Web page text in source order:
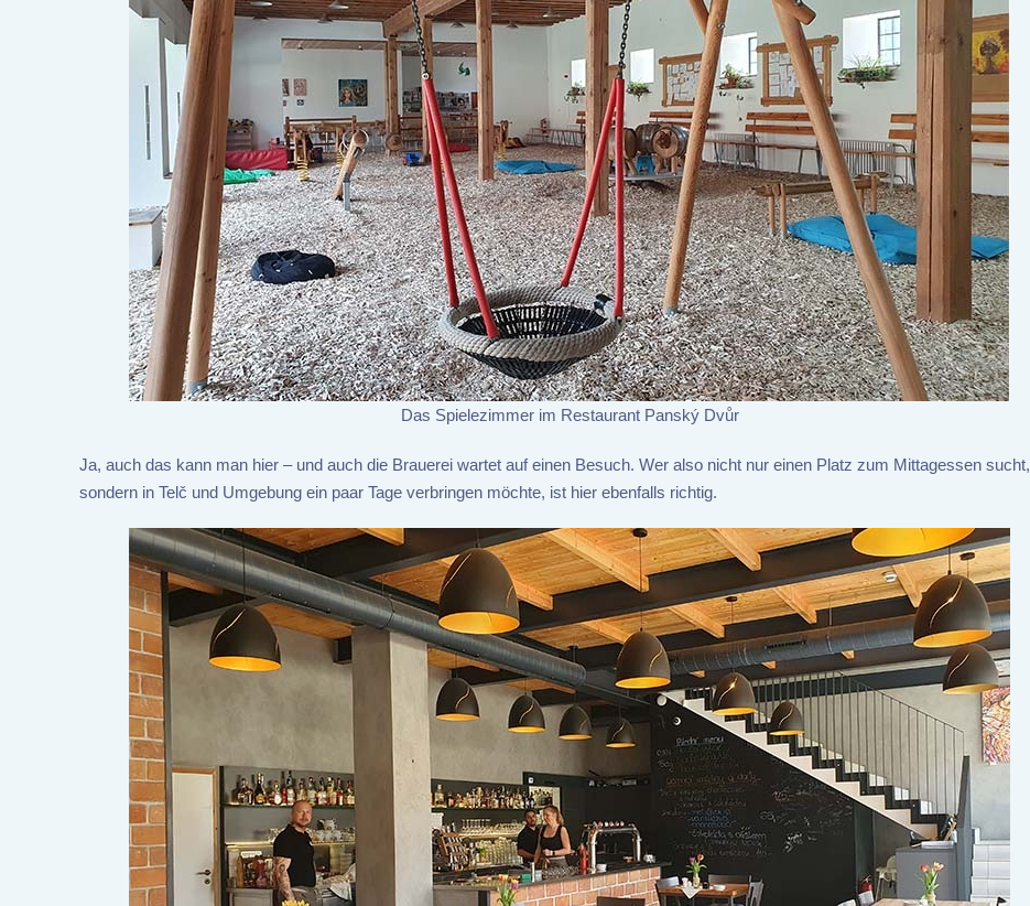
Das Spielezimmer im Restaurant Panský Dvůr
Ja, auch das kann man hier – und auch die Brauerei wartet auf einen Besuch. Wer also nicht nur einen Platz zum Mittagessen sucht,
sondern in Telč und Umgebung ein paar Tage verbringen möchte, ist hier ebenfalls richtig.